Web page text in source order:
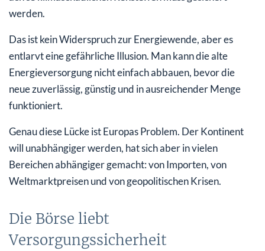
werden.
Das ist kein Widerspruch zur Energiewende, aber es
entlarvt eine gefährliche Illusion. Man kann die alte
Energieversorgung nicht einfach abbauen, bevor die
neue zuverlässig, günstig und in ausreichender Menge
funktioniert.
Genau diese Lücke ist Europas Problem. Der Kontinent
will unabhängiger werden, hat sich aber in vielen
Bereichen abhängiger gemacht: von Importen, von
Weltmarktpreisen und von geopolitischen Krisen.
Die Börse liebt
Versorgungssicherheit